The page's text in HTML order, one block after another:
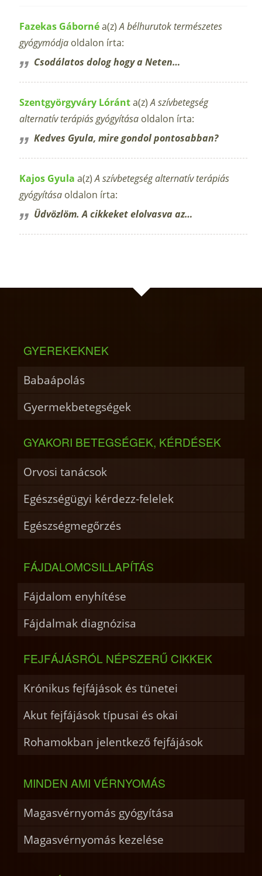
Fazekas Gábornéa(z)A bélhurutok természetes
gyógymódja oldalon írta:
Csodálatos dolog hogy a Neten…
Szentgyörgyváry Lóránta(z)A szívbetegség
alternatív terápiás gyógyítása oldalon írta:
Kedves Gyula, mire gondol pontosabban?
Kajos Gyula a(z)A szívbetegség alternatív terápiás
gyógyítása oldalon írta:
Üdvözlöm. A cikkeket elolvasva az…
GYEREKEKNEK
Babaápolás
Gyermekbetegségek
GYAKORI BETEGSÉGEK, KÉRDÉSEK
Orvosi tanácsok
Egészségügyi kérdezz-felelek
Egészségmegőrzés
FÁJDALOMCSILLAPÍTÁS
Fájdalom enyhítése
Fájdalmak diagnózisa
FEJFÁJÁSRÓL NÉPSZERŰ CIKKEK
Krónikus fejfájások és tünetei
Akut fejfájások típusai és okai
Rohamokban jelentkező fejfájások
MINDEN AMI VÉRNYOMÁS
Magasvérnyomás gyógyítása
Magasvérnyomás kezelése